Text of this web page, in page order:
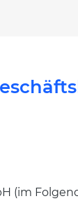
(im